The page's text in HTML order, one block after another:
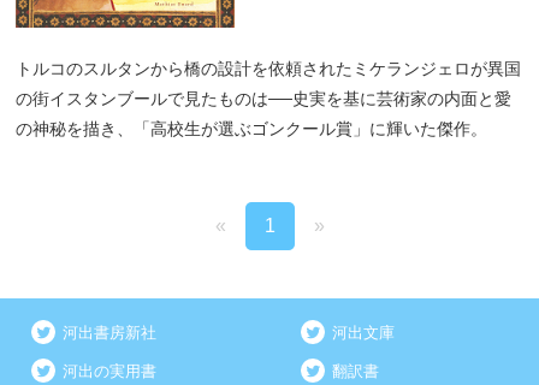
トルコのスルタンから橋の設計を依頼されたミケランジェロが異国
の街イスタンブールで見たものは──史実を基に芸術家の内面と愛
の神秘を描き、「高校生が選ぶゴンクール賞」に輝いた傑作。
« 1 »
河出書房新社 河出文庫
河出の実用書 翻訳書